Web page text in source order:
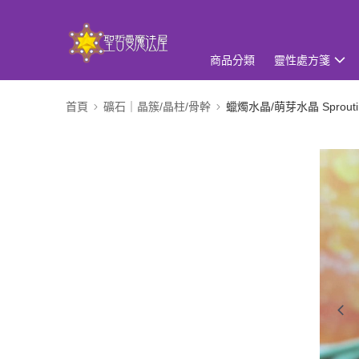
商品分類 靈性處方箋
首頁 礦石｜晶簇/晶柱/骨幹 蠟燭水晶/萌芽水晶